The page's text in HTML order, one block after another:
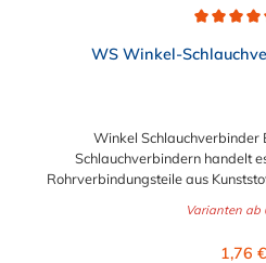
WS Winkel-
Winkel Schlauchverbinder
Schlauchverbindern handelt
Rohrverbindungsteile aus
Leitungen sicher, zuverlässig
Varianten ab
1,76 €